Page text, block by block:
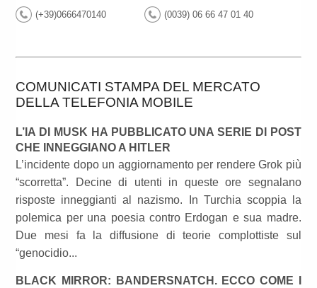
(+39)0666470140 (0039) 06 66 47 01 40
COMUNICATI STAMPA DEL MERCATO
DELLA TELEFONIA MOBILE
L’IA DI MUSK HA PUBBLICATO UNA SERIE DI POST
CHE INNEGGIANO A HITLER
L’incidente dopo un aggiornamento per rendere Grok più
“scorretta”. Decine di utenti in queste ore segnalano
risposte inneggianti al nazismo. In Turchia scoppia la
polemica per una poesia contro Erdogan e sua madre.
Due mesi fa la diffusione di teorie complottiste sul
“genocidio...
BLACK MIRROR: BANDERSNATCH. ECCO COME I